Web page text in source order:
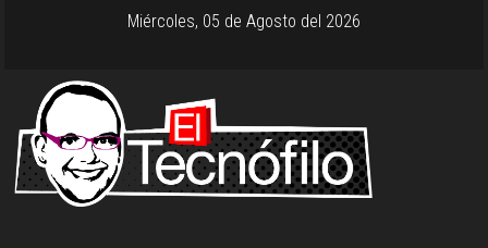
Miércoles, 05 de Agosto del 2026